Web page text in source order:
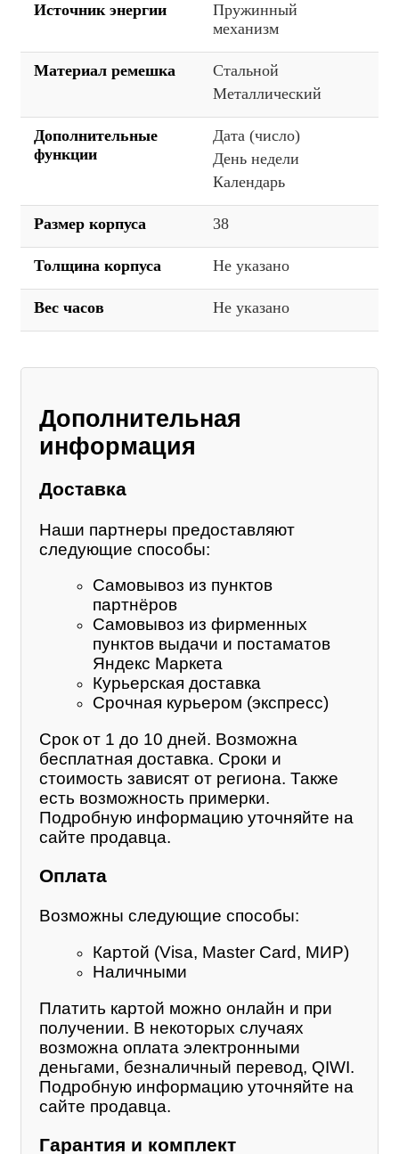
Источник энергии
Пружинный
механизм
Материал ремешка
Стальной
Металлический
Дополнительные
функции
Дата (число)
День недели
Календарь
Размер корпуса 38
Толщина корпуса Не указано
Вес часов Не указано
Дополнительная
информация
Доставка
Наши партнеры предоставляют
следующие способы:
Самовывоз из пунктов
партнёров
Самовывоз из фирменных
пунктов выдачи и постаматов
Яндекс Маркета
Курьерская доставка
Срочная курьером (экспресс)
Срок от 1 до 10 дней. Возможна
бесплатная доставка. Сроки и
стоимость зависят от региона. Также
есть возможность примерки.
Подробную информацию уточняйте на
сайте продавца.
Оплата
Возможны следующие способы:
Картой (Visa, Master Card, МИР)
Наличными
Платить картой можно онлайн и при
получении. В некоторых случаях
возможна оплата электронными
деньгами, безналичный перевод, QIWI.
Подробную информацию уточняйте на
сайте продавца.
Гарантия и комплект